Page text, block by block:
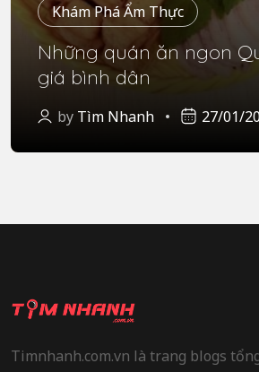
Khám Phá Ẩm Thực
Những quán ăn ngon
giá bình dân
by Tìm Nhanh 27/01/
Timnhanh.com.vn là trang blogs